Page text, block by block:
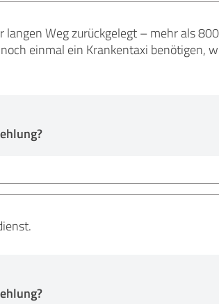
Weg zurückgelegt – mehr als
einmal ein Krankentaxi benötigen,